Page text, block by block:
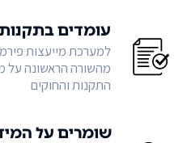
עומדים
למערכת מייעצות
מהשורה הראשונה על
התקנות והחוקים
שומרים על